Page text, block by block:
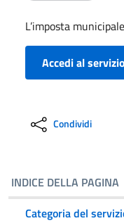
L’imposta
Accedi al
Condividi
INDICE DELLA PAGINA
Categoria del